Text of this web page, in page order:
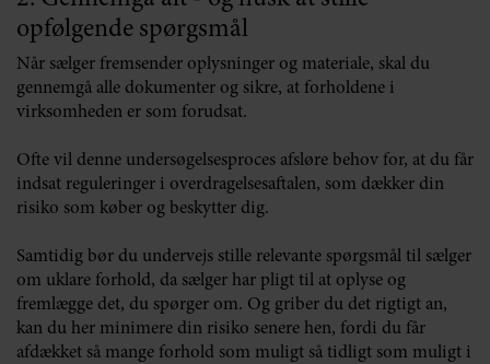
opfølgende spørgsmål
Når sælger fremsender oplysninger og materiale, skal du
gennemgå alle dokumenter og sikre, at forholdene i
virksomheden er som forudsat.
Ofte vil denne undersøgelsesproces afsløre behov for, at du får
indsat reguleringer i overdragelsesaftalen, som dækker din
risiko som køber og beskytter dig.
Samtidig bør du undervejs stille relevante spørgsmål til sælger
om uklare forhold, da sælger har pligt til at oplyse og
fremlægge det, du spørger om. Og griber du det rigtigt an,
kan du her minimere din risiko senere hen, fordi du får
afdækket så mange forhold som muligt så tidligt som muligt i